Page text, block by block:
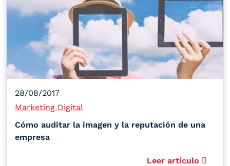
28/08/2017
Marketing Digital
Cómo auditar la imagen y la reputación de una
empresa
Leer artículo